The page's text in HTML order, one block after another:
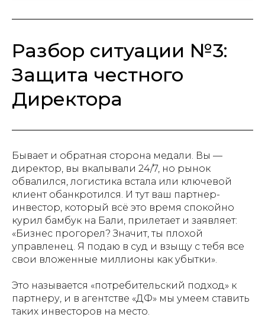
Разбор ситуации №3:
Защита честного
Директора
Бывает и обратная сторона медали. Вы —
директор, вы вкалывали 24/7, но рынок
обвалился, логистика встала или ключевой
клиент обанкротился. И тут ваш партнер-
инвестор, который всё это время спокойно
курил бамбук на Бали, прилетает и заявляет:
«Бизнес прогорел? Значит, ты плохой
управленец. Я подаю в суд и взыщу с тебя все
свои вложенные миллионы как убытки».
Это называется «потребительский подход» к
партнеру, и в агентстве «ДФ» мы умеем ставить
таких инвесторов на место.